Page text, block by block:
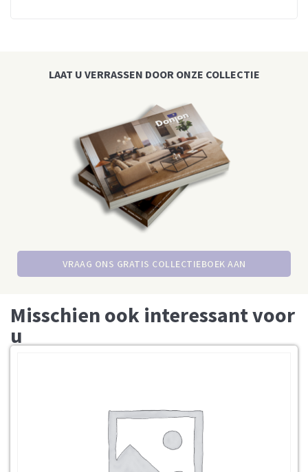
LAAT U VERRASSEN DOOR ONZE COLLECTIE
VRAAG ONS GRATIS COLLECTIEBOEK AAN
Misschien ook interessant voor
u